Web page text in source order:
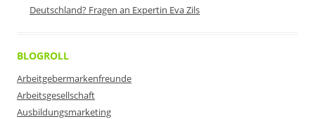
Deutschland? Fragen an Expertin Eva Zils
BLOGROLL
Arbeitgebermarkenfreunde
Arbeitsgesellschaft
Ausbildungsmarketing